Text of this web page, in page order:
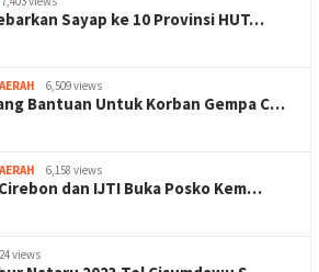
Sayap ke 10 Provinsi HUT…
6,509 views
Bantuan Untuk Korban Gempa C…
6,158 views
dan IJTI Buka Posko Kem…
views